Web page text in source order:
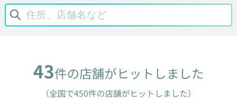
43件の店舗がヒットしました
（全国で450件の店舗がヒットしました）